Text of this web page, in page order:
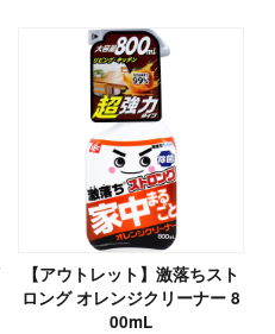
【アウトレット】激落ちスト
ロング オレンジクリーナー 8
00mL